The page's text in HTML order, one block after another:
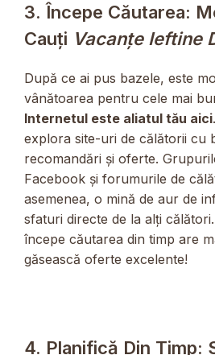
3. Începe Căutarea:
Cauți Vacanțe Ieftine
După ce ai pus bazele, este
vânătoarea pentru cele mai
Internetul este aliatul tău aici
explora site-uri de călătorii cu
recomandări și oferte.
Facebook și forumurile de
asemenea, o mină de aur de
sfaturi directe de la alți
începe căutarea din timp are
găsească oferte excelente!
4. Planifică Din Timp: